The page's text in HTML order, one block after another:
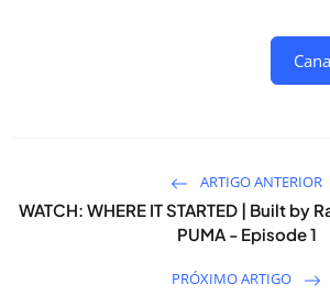
ARTIGO ANTERIOR
WATCH: WHERE IT STARTED | Built by
PUMA - Episode 1
PRÓXIMO ARTIGO